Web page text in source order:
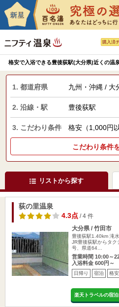
購入済
格安で入浴できる豊後荻駅(大分県)近くの温
1. 都道府県 九州・沖縄 / 大
2. 沿線・駅 豊後荻駅
3. こだわり条件 格安（1,000円以
こだわり条件
リストから探す
荻の里温泉
4.3点/ 4 件
大分県 / 竹田市
豊後荻駅1.40km 滝
JR豊後荻駅からタク
号、県道64…
営業時間 10:00～
入浴料金 600円～
日帰り 宿泊 格
楽天トラベルの宿